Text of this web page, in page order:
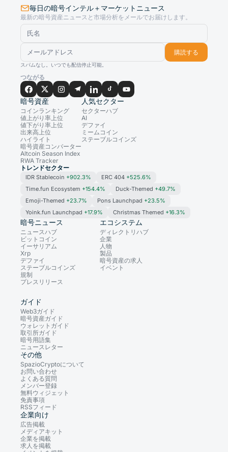
毎日の暗号インテル＋マーケットニュース
最新の暗号資産ニュースと市場分析をメールでお届けします。
購読する
スパムなし。いつでも配信停止可能。
つながる
暗号資産
コインランキング
値上がり率上位
値下がり率上位
出来高上位
ハイライト
暗号資産コンバーター
Altcoin Season Index
RWA Tracker
人気セクター
セクターハブ
AI
デファイ
ミームコイン
ステーブルコインズ
トレンドセクター
IDR Stablecoin +902.3% ERC 404 +525.6%
Time.fun Ecosystem +154.4% Duck-Themed +49.7%
Emoji-Themed +23.7% Pons Launchpad +23.5%
Yoink.fun Launchpad +17.9% Christmas Themed +16.3%
暗号ニュース
ニュースハブ
ビットコイン
イーサリアム
Xrp
デファイ
ステーブルコインズ
規制
プレスリリース
エコシステム
ディレクトリハブ
企業
人物
製品
暗号資産の求人
イベント
ガイド
Web3ガイド
暗号資産ガイド
ウォレットガイド
取引所ガイド
暗号用語集
ニュースレター
その他
SpazioCryptoについて
お問い合わせ
よくある質問
メンバー登録
無料ウィジェット
免責事項
RSSフィード
企業向け
広告掲載
メディアキット
企業を掲載
求人を掲載